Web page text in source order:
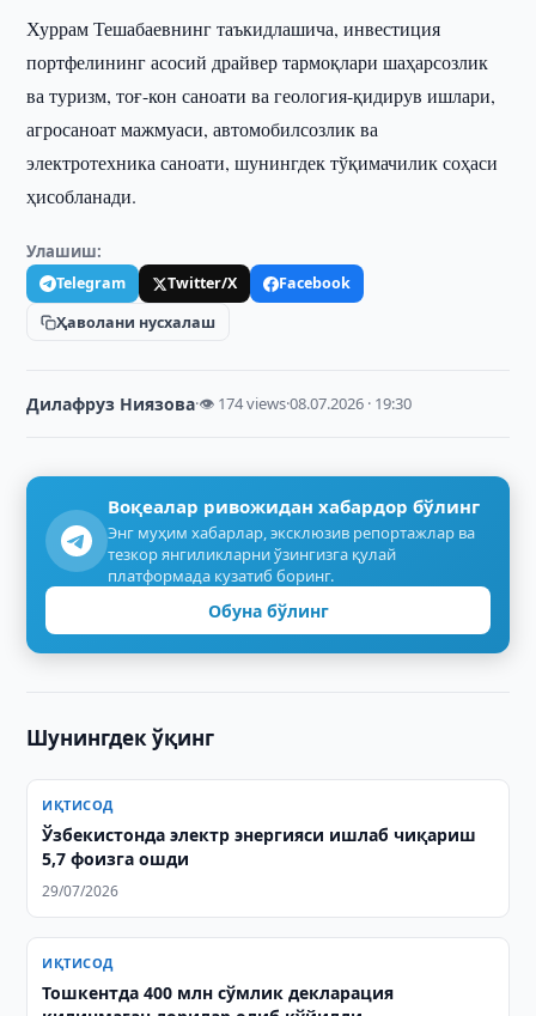
Хуррам Тешабаевнинг таъкидлашича, инвестиция
портфелининг асосий драйвер тармоқлари шаҳарсозлик
ва туризм, тоғ-кон саноати ва геология-қидирув ишлари,
агросаноат мажмуаси, автомобилсозлик ва
электротехника саноати, шунингдек тўқимачилик соҳаси
ҳисобланади.
Улашиш:
Telegram Twitter/X
Facebook
Ҳаволани нусхалаш
Дилафруз Ниязова·👁 174 views·08.07.2026 · 19:30
Воқеалар ривожидан хабардор бўлинг
Энг муҳим хабарлар, эксклюзив репортажлар ва
тезкор янгиликларни ўзингизга қулай
платформада кузатиб боринг.
Обуна бўлинг
Шунингдек ўқинг
ИҚТИСОД
Ўзбекистонда электр энергияси ишлаб чиқариш
5,7 фоизга ошди
29/07/2026
ИҚТИСОД
Тошкентда 400 млн сўмлик декларация